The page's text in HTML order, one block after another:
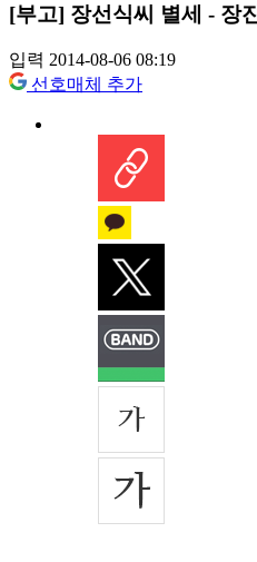
[부고] 장선식씨 별세 - 장
입력 2014-08-06 08:19
선호매체 추가